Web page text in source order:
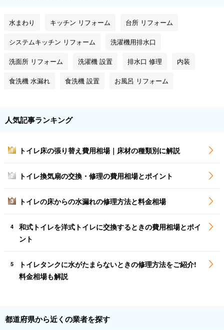
水まわり キッチン リフォーム 台所 リフォーム
システムキッチン リフォーム 洗濯機用排水口
洗面所 リフォーム 洗濯機 設置 排水口 修理 内装
食洗機 水漏れ 食洗機 設置 お風呂 リフォーム
人気記事ランキング
1 トイレ床の張り替え費用相場｜床材の種類別に解説
2 トイレ換気扇の交換・修理の費用相場とポイント
3 トイレの床からの水漏れの修理方法と料金相場
4
和式トイレを洋式トイレに交換するときの費用相場とポイ
ント
5
トイレタンクに水がたまらないときの修理方法をご紹介!
料金相場も解説
都道府県から近くの業者を探す